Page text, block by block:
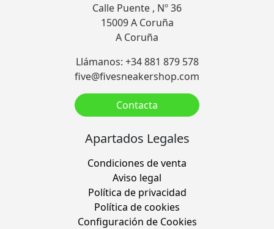
Calle Puente , Nº 36
15009 A Coruña
A Coruña
Llámanos: +34 881 879 578
five@fivesneakershop.com
Contacta
Apartados Legales
Condiciones de venta
Aviso legal
Política de privacidad
Política de cookies
Configuración de Cookies